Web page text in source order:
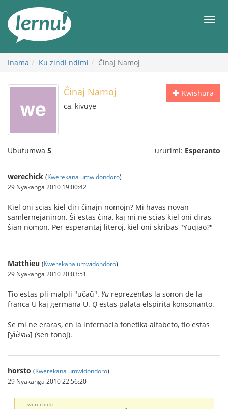
rupapuro
rw'ibirimwo
Inama Ku zindi ndimi Ĉinaj Namoj
Kwishura
Ĉinaj Namoj
ca, kivuye
Ubutumwa 5 ururimi: Esperanto
werechick (Kwerekana umwidondoro)
29 Nyakanga 2010 19:00:42
Kiel oni scias kiel diri ĉinajn nomojn? Mi havas novan
samlernejaninon. Ŝi estas ĉina, kaj mi ne scias kiel oni diras
ŝian nomon. Per esperantaj literoj, kiel oni skribas "Yuqiao?"
Matthieu (Kwerekana umwidondoro)
29 Nyakanga 2010 20:03:51
Tio estas pli-malpli "uĉaŭ". Yu reprezentas la sonon de la
franca U kaj germana Ü. Q estas palata elspirita konsonanto.
Se mi ne eraras, en la internacia fonetika alfabeto, tio estas
[yt͡ɕʰaʊ] (sen tonoj).
horsto (Kwerekana umwidondoro)
29 Nyakanga 2010 22:56:20
werechick: